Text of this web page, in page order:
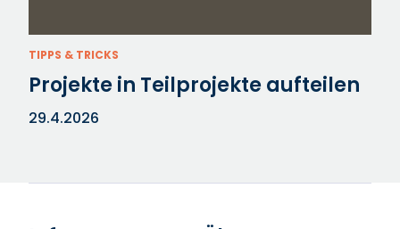
TIPPS & TRICKS
Projekte in Teilprojekte aufteilen
29.4.2026